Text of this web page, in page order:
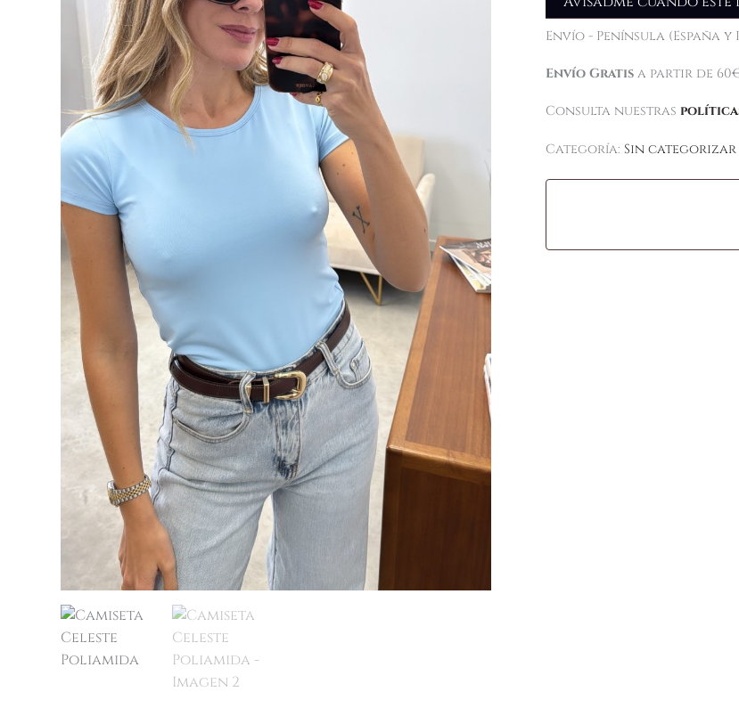
Envío - Península (España
Envío Gratisa partir de 60€
Consulta nuestras
Categoría: Sin categorizar